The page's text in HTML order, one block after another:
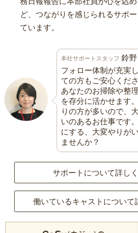
ど、つながりを感じられるサポ
ています。
本社サポートスタッフ 鈴
フォロー体制が充実
ての方もご安心くださ
あなたのお掃除や整
を存分に活かせます
りの方が多いので、
いのあるお仕事です
にする、大変やりが
ませんか？
サポートについて詳し
働いているキャストについて